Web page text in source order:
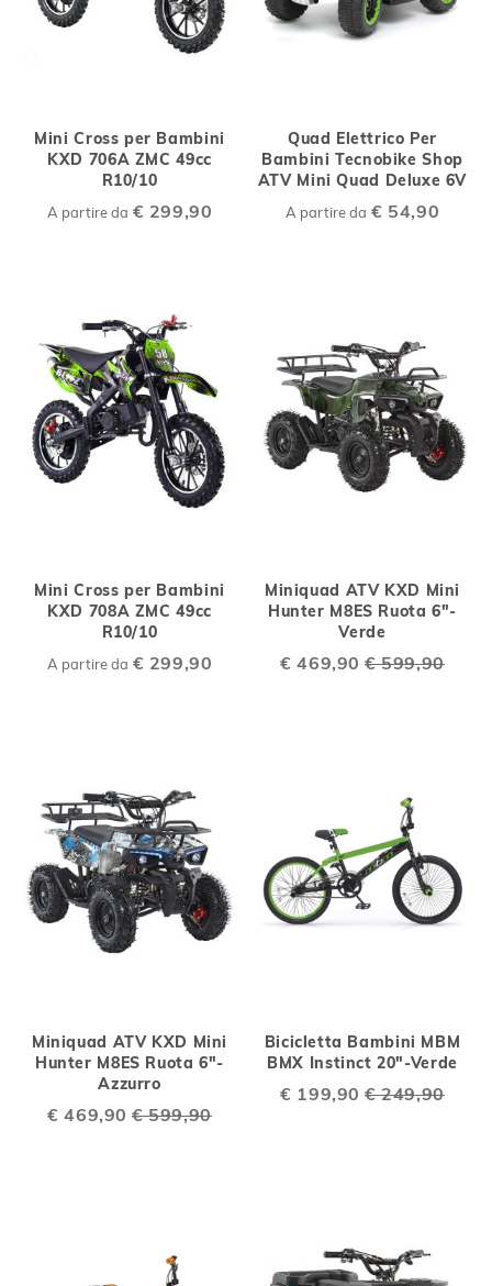
Mini Cross per Bambini
KXD 706A ZMC 49cc
R10/10
A partire da € 299,90
Quad Elettrico Per
Bambini Tecnobike Shop
ATV Mini Quad Deluxe 6V
A partire da € 54,90
Mini Cross per Bambini
KXD 708A ZMC 49cc
R10/10
A partire da € 299,90
Miniquad ATV KXD Mini
Hunter M8ES Ruota 6"-
Verde
Special
€ 469,90 € 599,90
Miniquad ATV KXD Mini
Hunter M8ES Ruota 6"-
Azzurro
Special
€ 469,90 € 599,90
Bicicletta Bambini MBM
BMX Instinct 20"-Verde
Special
€ 199,90 € 249,90